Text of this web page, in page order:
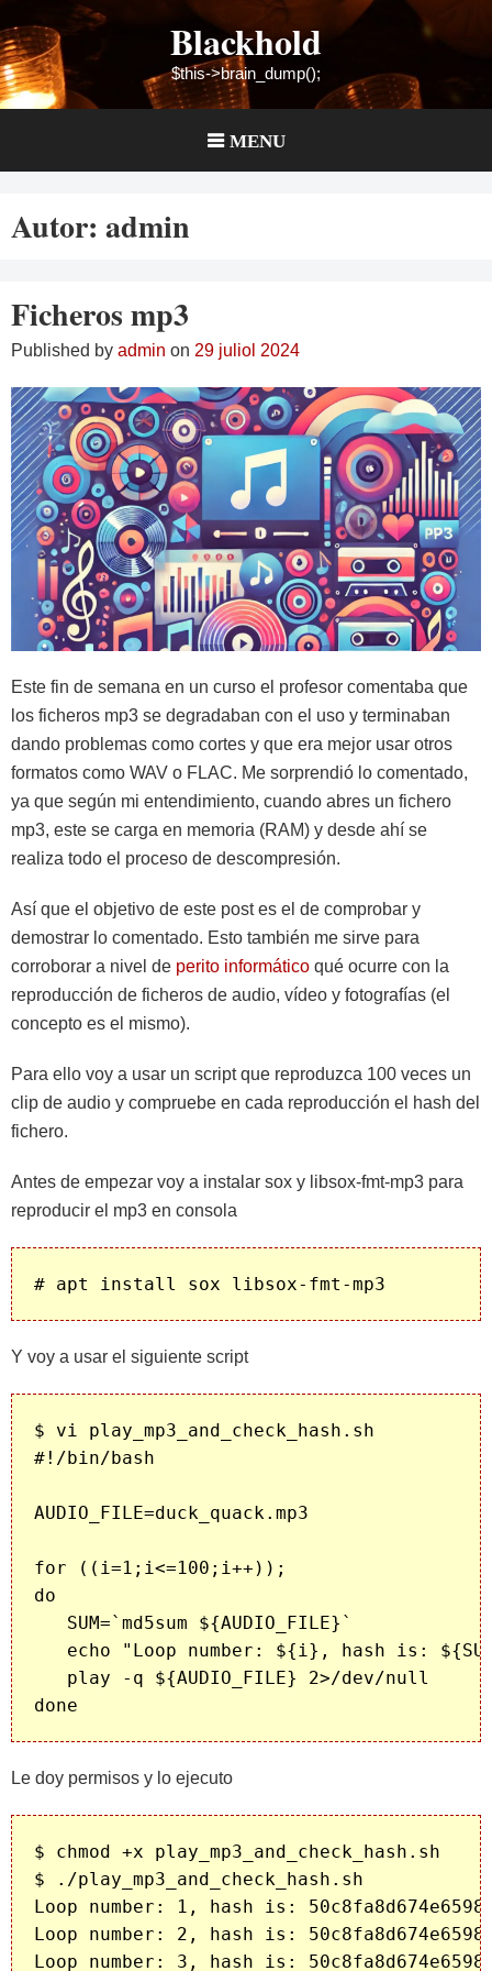
to
content
Blackhold
$this->brain_dump();
MENU
Autor: admin
Ficheros mp3
Published by admin on 29 juliol 2024
Este fin de semana en un curso el profesor comentaba que
los ficheros mp3 se degradaban con el uso y terminaban
dando problemas como cortes y que era mejor usar otros
formatos como WAV o FLAC. Me sorprendió lo comentado,
ya que según mi entendimiento, cuando abres un fichero
mp3, este se carga en memoria (RAM) y desde ahí se
realiza todo el proceso de descompresión.
Así que el objetivo de este post es el de comprobar y
demostrar lo comentado. Esto también me sirve para
corroborar a nivel de perito informático qué ocurre con la
reproducción de ficheros de audio, vídeo y fotografías (el
concepto es el mismo).
Para ello voy a usar un script que reproduzca 100 veces un
clip de audio y compruebe en cada reproducción el hash del
fichero.
Antes de empezar voy a instalar sox y libsox-fmt-mp3 para
reproducir el mp3 en consola
Y voy a usar el siguiente script
$ vi play_mp3_and_check_hash.sh
#!/bin/bash
AUDIO_FILE=duck_quack.mp3
for ((i=1;i<=100;i++));
do
   SUM=`md5sum ${AUDIO_FILE}`
echo "Loop number: ${i}, hash is:
   play -q ${AUDIO_FILE} 2>/dev/null
Le doy permisos y lo ejecuto
$ chmod +x play_mp3_and_check_hash.sh
$ ./play_mp3_and_check_hash.sh
Loop number: 1, hash is:
Loop number: 2, hash is:
Loop number: 3, hash is: